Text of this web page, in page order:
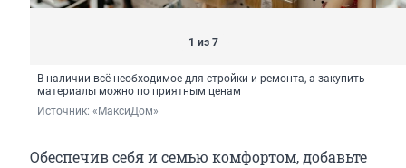
1 из 7
В наличии всё необходимое для стройки и ремонта, а закупить
материалы можно по приятным ценам
Источник: «МаксиДом»
Обеспечив себя и семью комфортом, добавьте